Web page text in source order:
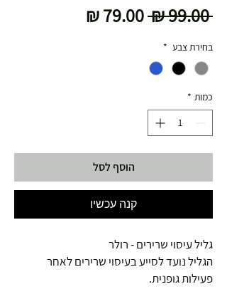
‏99.00 ‏₪
מחיר
בחירת צבע *
כמות *
הוסף לסל
קנה עכשיו
גליל עיסוי שרירים - רולר
הגליל נועד לסייע בעיסוי שרירים לאחר
פעילות גופנית.